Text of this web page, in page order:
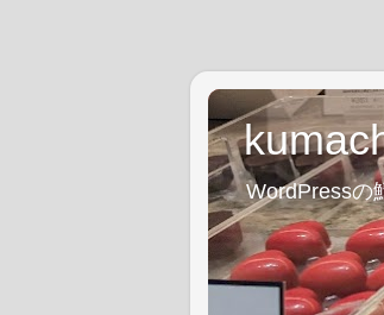
WordPressの